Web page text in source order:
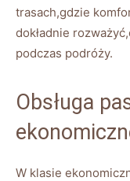
trasach,gdzie⁢
dokładnie
podczas podróży.
Obsługa
W klasie